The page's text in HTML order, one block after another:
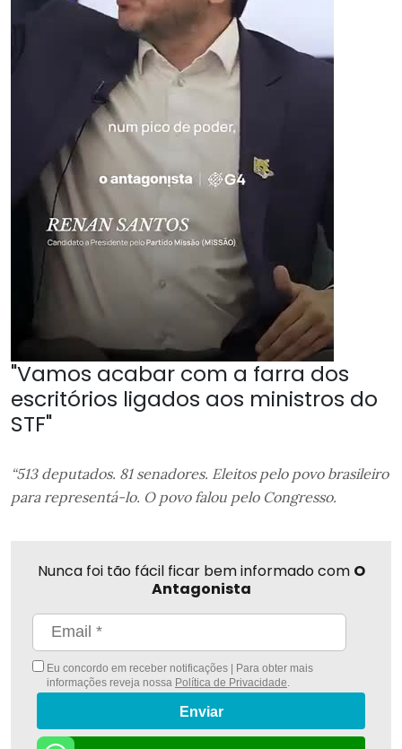
"Vamos acabar com a farra dos
escritórios ligados aos ministros do
STF"
“513 deputados. 81 senadores. Eleitos pelo povo brasileiro
para representá-lo. O povo falou pelo Congresso.
Nunca foi tão fácil ficar bem informado com O
Antagonista
Eu concordo em receber notificações | Para obter mais
informações reveja nossa Política de Privacidade
Enviar